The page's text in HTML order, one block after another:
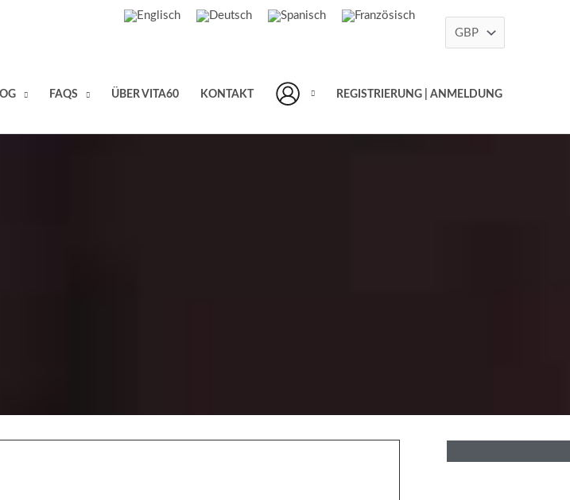
FAQS ÜBER VITA60 KONTAKT REGISTRIERUNG | ANMELDUNG